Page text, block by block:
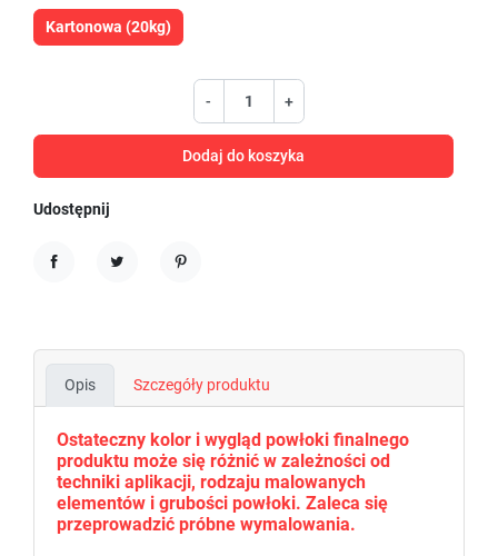
Kartonowa (20kg)
- +
Dodaj do koszyka
Udostępnij
Opis Szczegóły produktu
Ostateczny kolor i wygląd powłoki finalnego
produktu może się różnić w zależności od
techniki aplikacji, rodzaju malowanych
elementów i grubości powłoki. Zaleca się
przeprowadzić próbne wymalowania.